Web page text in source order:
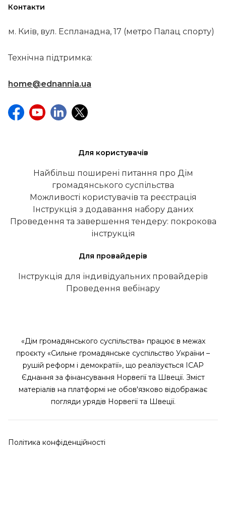
Контакти
м. Київ, вул. Еспланадна, 17 (метро Палац спорту)
Технічна підтримка:
home@ednannia.ua
Для користувачів
Найбільш поширені питання про Дім
громадянського суспільства
Можливості користувачів та реєстрація
Інструкція з додавання набору даних
Проведення та завершення тендеру: покрокова
інструкція
Для провайдерів
Інструкція для індивідуальних провайдерів
Проведення вебінару
«Дім громадянського суспільства» працює в межах
проєкту «Сильне громадянське суспільство України –
рушій реформ і демократії», що реалізується ІСАР
Єднання за фінансування Норвегії та Швеції. Зміст
матеріалів на платформі не обов'язково відображає
погляди урядів Норвегії та Швеції.
Політика конфіденційності